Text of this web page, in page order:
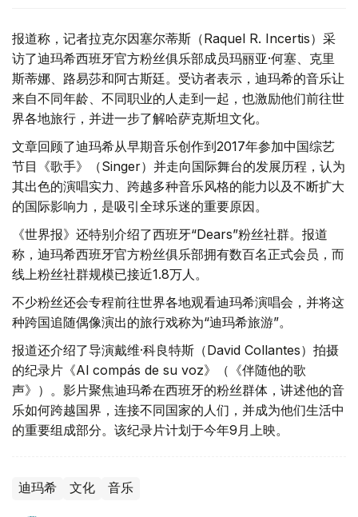
报道称，记者拉克尔因塞尔蒂斯（Raquel R. Incertis）采
访了迪玛希西班牙官方粉丝俱乐部成员玛丽亚·何塞、克里
斯蒂娜、路易莎和阿古斯廷。受访者表示，迪玛希的音乐让
来自不同年龄、不同职业的人走到一起，也激励他们前往世
界各地旅行，并进一步了解哈萨克斯坦文化。
文章回顾了迪玛希从早期音乐创作到2017年参加中国综艺
节目《歌手》（Singer）并走向国际舞台的发展历程，认为
其出色的演唱实力、跨越多种音乐风格的能力以及不断扩大
的国际影响力，是吸引全球乐迷的重要原因。
《世界报》还特别介绍了西班牙“Dears”粉丝社群。报道
称，迪玛希西班牙官方粉丝俱乐部拥有数百名正式会员，而
线上粉丝社群规模已接近1.8万人。
不少粉丝还会专程前往世界各地观看迪玛希演唱会，并将这
种跨国追随偶像演出的旅行戏称为“迪玛希旅游”。
报道还介绍了导演戴维·科良特斯（David Collantes）拍摄
的纪录片《Al compás de su voz》（《伴随他的歌
声》）。影片聚焦迪玛希在西班牙的粉丝群体，讲述他的音
乐如何跨越国界，连接不同国家的人们，并成为他们生活中
的重要组成部分。该纪录片计划于今年9月上映。
迪玛希 文化 音乐